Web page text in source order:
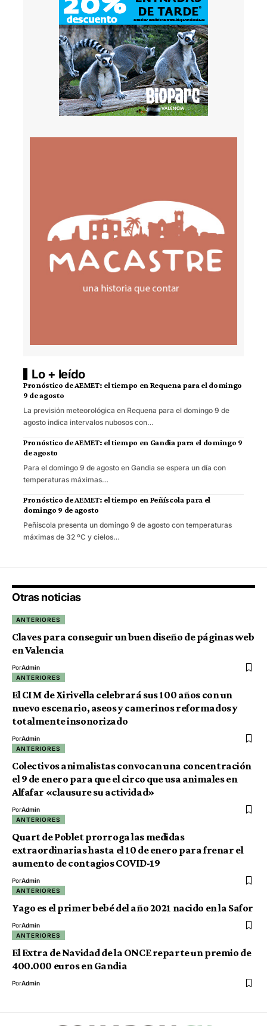
Lo + leído
Pronóstico de AEMET: el tiempo en Requena para el domingo
9 de agosto
La previsión meteorológica en Requena para el domingo 9 de
agosto indica intervalos nubosos con…
Pronóstico de AEMET: el tiempo en Gandia para el domingo 9
de agosto
Para el domingo 9 de agosto en Gandia se espera un día con
temperaturas máximas…
Pronóstico de AEMET: el tiempo en Peñíscola para el
domingo 9 de agosto
Peñíscola presenta un domingo 9 de agosto con temperaturas
máximas de 32 ºC y cielos…
Otras noticias
ANTERIORES
Claves para conseguir un buen diseño de páginas web
en Valencia
PorAdmin
ANTERIORES
El CIM de Xirivella celebrará sus 100 años con un
nuevo escenario, aseos y camerinos reformados y
totalmente insonorizado
PorAdmin
ANTERIORES
Colectivos animalistas convocan una concentración
el 9 de enero para que el circo que usa animales en
Alfafar «clausure su actividad»
PorAdmin
ANTERIORES
Quart de Poblet prorroga las medidas
extraordinarias hasta el 10 de enero para frenar el
aumento de contagios COVID-19
PorAdmin
ANTERIORES
Yago es el primer bebé del año 2021 nacido en la Safor
PorAdmin
ANTERIORES
El Extra de Navidad de la ONCE reparte un premio de
400.000 euros en Gandia
PorAdmin